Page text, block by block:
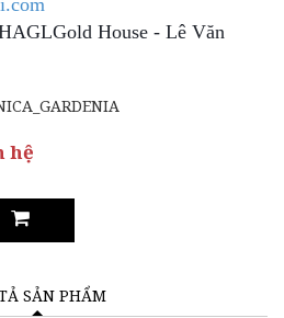
House - Lê Văn
hệ
SẢN PHẨM